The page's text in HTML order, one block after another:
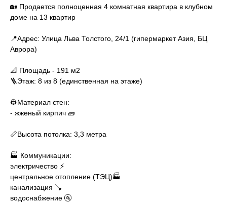
🏡 Продается полноценная 4 комнатная квартира в клубном
доме на 13 квартир
📍Адрес: Улица Льва Толстого, 24/1 (гипермаркет Азия, БЦ
Аврора)
📐 Площадь - 191 м2
🪜Этаж: 8 из 8 (единственная на этаже)
👷Материал стен:
- жженый кирпич 🧱
📏Высота потолка: 3,3 метра
🏭 Коммуникации:
электричество ⚡️
центральное отопление (ТЭЦ)🏭
канализация 🪠
водоснабжение 🚰